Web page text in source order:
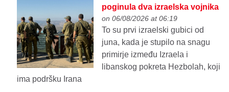
poginula dva izraelska vojnika
on 06/08/2026 at 06:19
To su prvi izraelski gubici od
juna, kada je stupilo na snagu
primirje između Izraela i
libanskog pokreta Hezbolah, koji
ima podršku Irana